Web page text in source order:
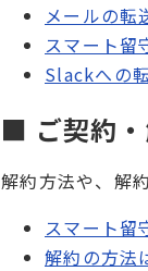
メールの転
スマート留
Slackへの
■ ご契約・
解約方法や、解
スマート留
解約の方法